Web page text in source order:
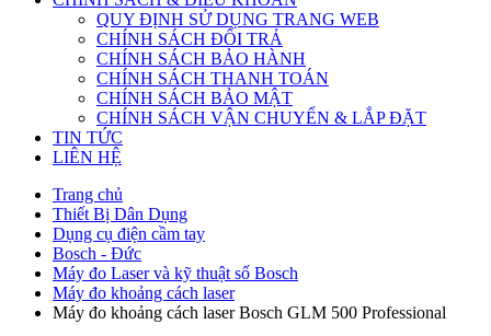
QUY ĐỊNH SỬ DỤNG TRANG WEB
CHÍNH SÁCH ĐỔI TRẢ
CHÍNH SÁCH BẢO HÀNH
CHÍNH SÁCH THANH TOÁN
CHÍNH SÁCH BẢO MẬT
CHÍNH SÁCH VẬN CHUYỂN & LẮP ĐẶT
TIN TỨC
LIÊN HỆ
Trang chủ
Thiết Bị Dân Dụng
Dụng cụ điện cầm tay
Bosch - Đức
Máy đo Laser và kỹ thuật số Bosch
Máy đo khoảng cách laser
Máy đo khoảng cách laser Bosch GLM 500 Professional